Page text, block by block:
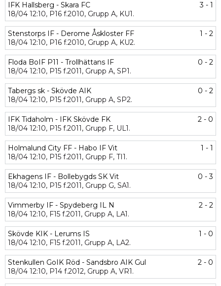
IFK Hallsberg - Skara FC
3 - 1
18/04 12:10, P16 f.2010, Grupp A, KU1.
Stenstorps IF - Derome Åskloster FF
1 - 2
18/04 12:10, P16 f.2010, Grupp A, KU2.
Floda BoIF P11 - Trollhättans IF
0 - 2
18/04 12:10, P15 f.2011, Grupp A, SP1.
Tabergs sk - Skövde AIK
0 - 2
18/04 12:10, P15 f.2011, Grupp A, SP2.
IFK Tidaholm - IFK Skövde FK
2 - 0
18/04 12:10, P15 f.2011, Grupp F, UL1.
Holmalund City FF - Habo IF Vit
1 - 1
18/04 12:10, P15 f.2011, Grupp F, TI1.
Ekhagens IF - Bollebygds SK Vit
0 - 3
18/04 12:10, P15 f.2011, Grupp G, SA1.
Vimmerby IF - Spydeberg IL N
2 - 2
18/04 12:10, F15 f.2011, Grupp A, LA1.
Skövde KIK - Lerums IS
1 - 0
18/04 12:10, F15 f.2011, Grupp A, LA2.
Stenkullen GoIK Röd - Sandsbro AIK Gul
2 - 0
18/04 12:10, P14 f.2012, Grupp A, VR1.